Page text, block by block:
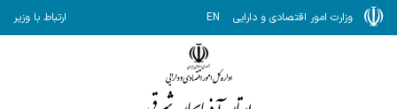
وزارت امور اقتصادی و دارایی EN ارتباط با وزیر